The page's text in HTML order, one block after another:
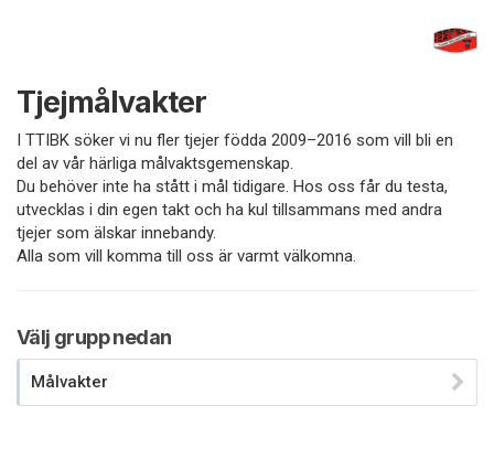
Tjejmålvakter
I TTIBK söker vi nu fler tjejer födda 2009–2016 som vill bli en
del av vår härliga målvaktsgemenskap.
Du behöver inte ha stått i mål tidigare. Hos oss får du testa,
utvecklas i din egen takt och ha kul tillsammans med andra
tjejer som älskar innebandy.
Alla som vill komma till oss är varmt välkomna.
Välj grupp nedan
Målvakter